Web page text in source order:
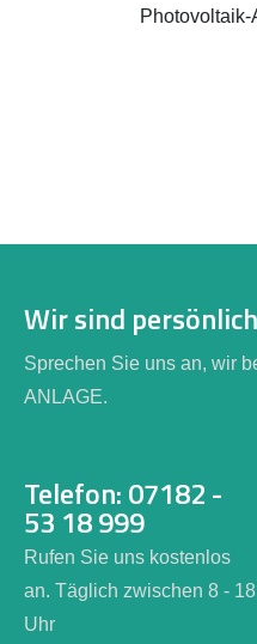
Photovoltaik-
Wir sind
Sprechen Sie uns an, wir
ANLAGE.
Telefon: 07182 -
53 18 999
Rufen Sie uns kostenlos
an. Täglich zwischen 8 - 18
Uhr